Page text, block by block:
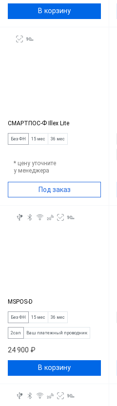
В корзину
СМАРТПОС-Ф Illex Lite
Без ФН 15 мес 36 мес
* цену уточните
у менеджера
Под заказ
MSPOS-D
Без ФН 15 мес 36 мес
2can Ваш платежный проводник
24 900 ₽
В корзину